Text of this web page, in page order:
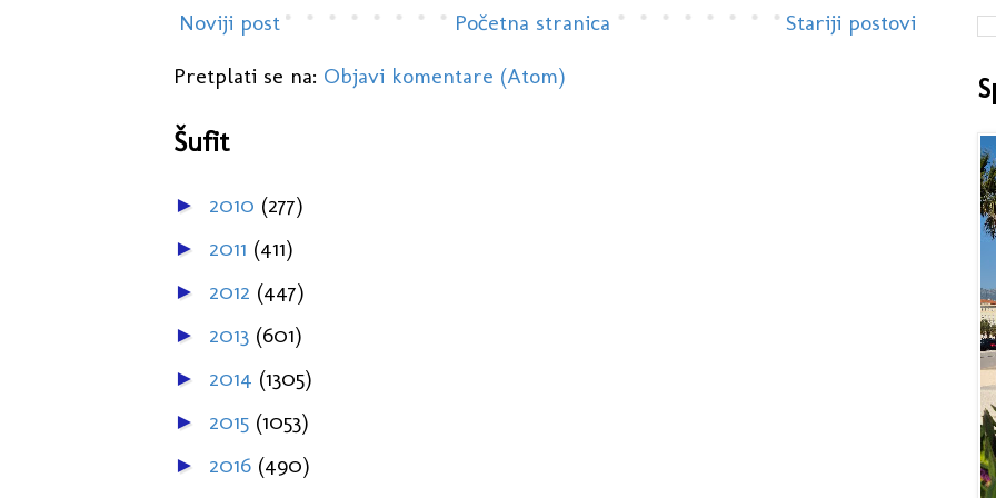
Noviji post Stariji postovi
Početna stranica
Pretplati se na: Objavi komentare (Atom)
Šufit
► 2010 (277)
► 2011 (411)
► 2012 (447)
► 2013 (601)
► 2014 (1305)
► 2015 (1053)
► 2016 (490)